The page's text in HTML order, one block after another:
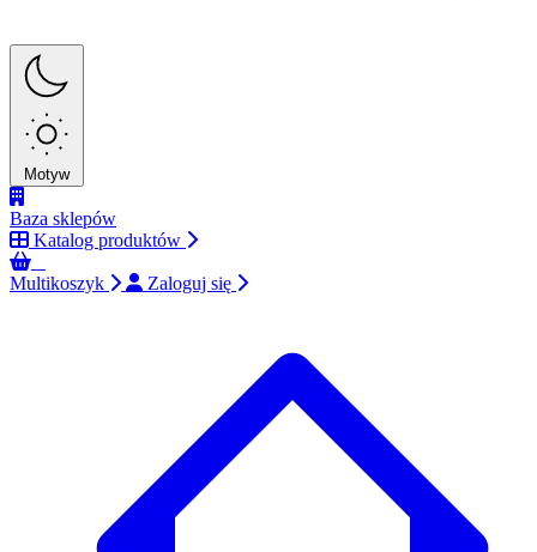
Motyw
Baza sklepów
Katalog produktów
Multikoszyk
Zaloguj się